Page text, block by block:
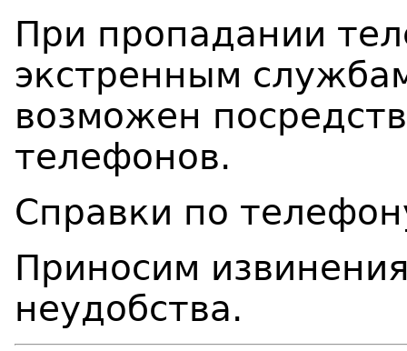
При пропадании
экстренным
возможен
телефонов.
Справки по
Приносим
неудобства.